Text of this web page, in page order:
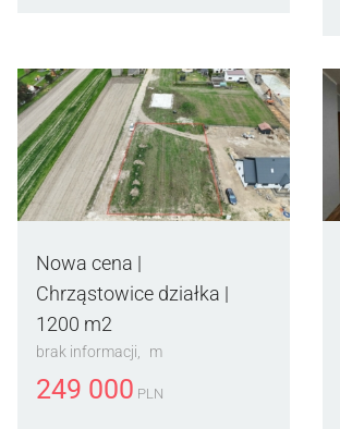
Nowa cena |
Chrząstowice działka |
1200 m2
brak informacji m
249 000 PLN